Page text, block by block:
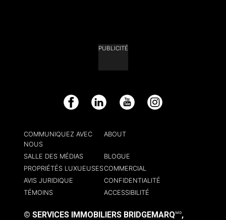
PUBLICITÉ
Facebook LinkedIn YouTube Instagram
COMMUNIQUEZ AVEC
NOUS
ABOUT
SALLE DES MÉDIAS
BLOGUE
PROPRIÉTÉS LUXUEUSESCOMMERCIAL
AVIS JURIDIQUE
CONFIDENTIALITÉ
TÉMOINS
ACCESSIBILITÉ
© SERVICES IMMOBILIERS BRIDGEMARQ MD,